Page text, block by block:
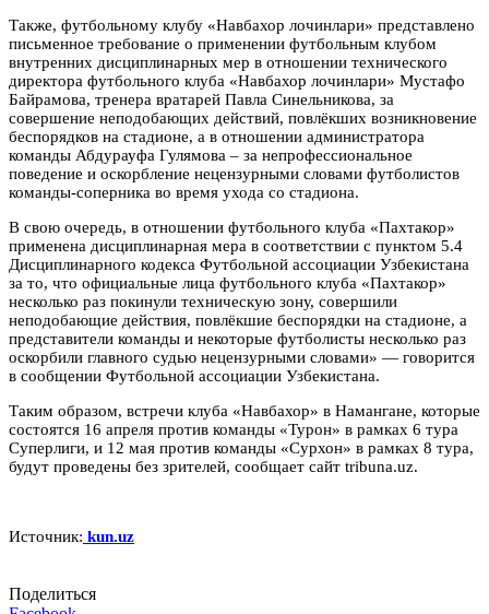
Также, футбольному клубу «Навбахор лочинлари» представлено
письменное требование о применении футбольным клубом
внутренних дисциплинарных мер в отношении технического
директора футбольного клуба «Навбахор лочинлари» Мустафо
Байрамова, тренера вратарей Павла Синельникова, за
совершение неподобающих действий, повлёкших возникновение
беспорядков на стадионе, а в отношении администратора
команды Абдурауфа Гулямова – за непрофессиональное
поведение и оскорбление нецензурными словами футболистов
команды-соперника во время ухода со стадиона.
В свою очередь, в отношении футбольного клуба «Пахтакор»
применена дисциплинарная мера в соответствии с пунктом 5.4
Дисциплинарного кодекса Футбольной ассоциации Узбекистана
за то, что официальные лица футбольного клуба «Пахтакор»
несколько раз покинули техническую зону, совершили
неподобающие действия, повлёкшие беспорядки на стадионе, а
представители команды и некоторые футболисты несколько раз
оскорбили главного судью нецензурными словами» — говорится
в сообщении Футбольной ассоциации Узбекистана.
Таким образом, встречи клуба «Навбахор» в Намангане, которые
состоятся 16 апреля против команды «Турон» в рамках 6 тура
Суперлиги, и 12 мая против команды «Сурхон» в рамках 8 тура,
будут проведены без зрителей, сообщает сайт tribuna.uz.
Источник: kun.uz
Поделиться